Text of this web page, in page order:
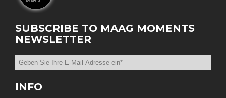
SUBSCRIBE TO MAAG MOMENTS
NEWSLETTER
INFO